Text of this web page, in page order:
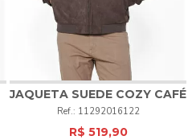
JAQUETA SUEDE COZY CAFÉ
11292016122
R$ 519,90